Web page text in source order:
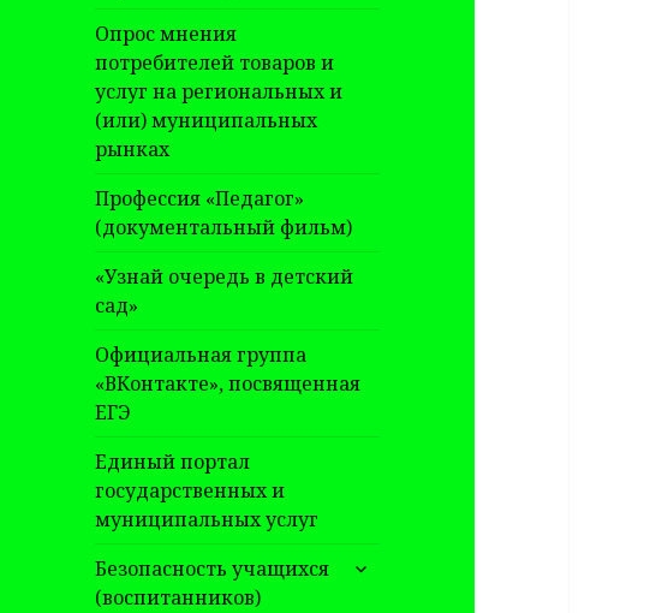
Опрос мнения
потребителей товаров и
услуг на региональных и
(или) муниципальных
рынках
Профессия «Педагог»
(документальный фильм)
«Узнай очередь в детский
сад»
Официальная группа
«ВКонтакте», посвященная
ЕГЭ
Единый портал
государственных и
муниципальных услуг
Безопасность учащихся
(воспитанников)
раскрыть